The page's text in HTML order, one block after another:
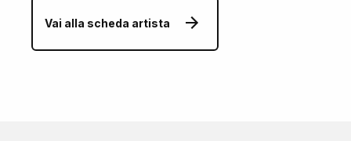
Vai alla scheda artista